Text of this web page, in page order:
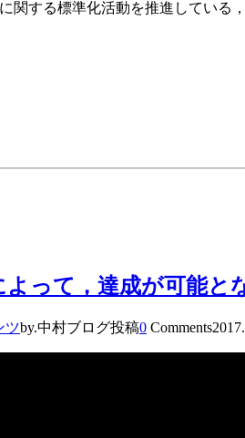
する標準化活動を推進している
よって，達成が可能
ツby.中村ブログ投稿0 Comments